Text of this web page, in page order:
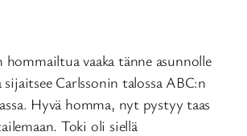
hommailtua vaaka tänne asunnolle
Carlssonin talossa ABC:n
Hyvä homma, nyt pystyy taas
Toki oli siellä